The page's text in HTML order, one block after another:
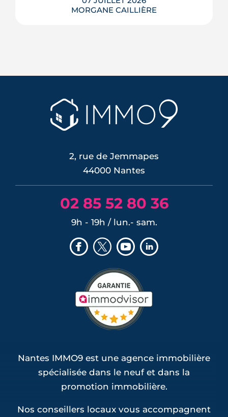
MORGANE CAILLIÈRE
bioclimatique garde les bâtiments au
frais sans le moindre compresseur.
Tour d'horizon de dix réalisations qui
affrontent l'été sans climatisation, de ...
2, rue de Jemmapes
44000 Nantes
02 85 52 80 36
9h - 19h / lun.- sam.
Nantes IMMO9 est une agence immobilière
spécialisée dans le neuf et dans la
promotion immobilière.
Nos conseillers locaux vous accompagnent